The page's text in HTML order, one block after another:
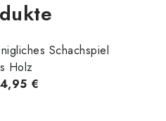
Schachspiel
Holz
€